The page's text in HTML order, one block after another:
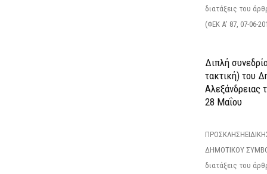
διατάξεις του
(ΦΕΚ Α’ 87, 07-06-
Διπλή
τακτική) του
Αλεξάνδρειας
28 Μαΐου
ΔΗΜΟΤΙΚΟΥ
διατάξεις του